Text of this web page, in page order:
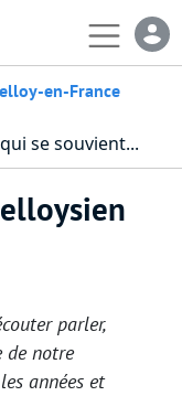
en-France
se souvient...
parler,
de notre
années et